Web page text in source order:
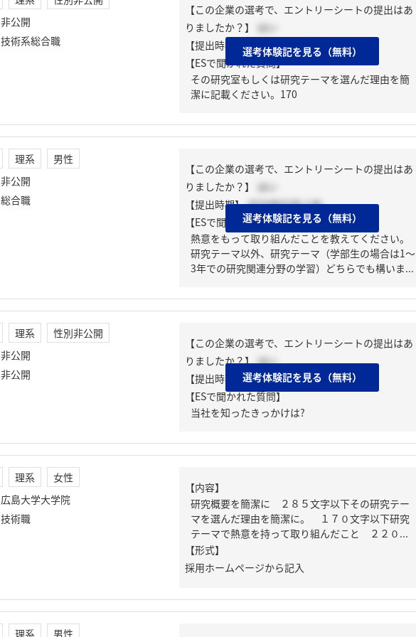
非公開
技術系総合職
【この企業の選考で、エントリーシートの提出はあ
りましたか？】
はい
【提出時期】 2024年01月中旬
【ESで聞かれた質問】
その研究室もしくは研究テーマを選んだ理由を簡
潔に記載ください。170
選考体験記を見る（無料）
理系
男性
非公開
総合職
【この企業の選考で、エントリーシートの提出はあ
りましたか？】
はい
【提出時期】 2024年03月上旬
【ESで聞かれた質問】
熱意をもって取り組んだことを教えてください。
研究テーマ以外、研究テーマ（学部生の場合は1～
3年での研究関連分野の学習）どちらでも構いま...
選考体験記を見る（無料）
理系
性別非公開
非公開
非公開
【この企業の選考で、エントリーシートの提出はあ
りましたか？】 はい
【提出時期】 2023年02月下旬
【ESで聞かれた質問】
当社を知ったきっかけは?
選考体験記を見る（無料）
理系
女性
広島大学大学院
技術職
【内容】
研究概要を簡潔に ２８５文字以下その研究テー
マを選んだ理由を簡潔に。 １７０文字以下研究
テーマで熱意を持って取り組んだこと ２２０...
【形式】
採用ホームページから記入
理系 男性